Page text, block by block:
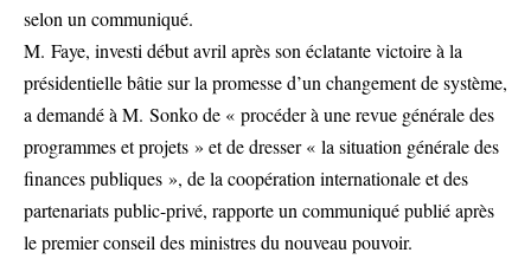
selon un communiqué.
M. Faye, investi début avril après son éclatante victoire à la
présidentielle bâtie sur la promesse d’un changement de système,
a demandé à M. Sonko de « procéder à une revue générale des
programmes et projets » et de dresser « la situation générale des
finances publiques », de la coopération internationale et des
partenariats public-privé, rapporte un communiqué publié après
le premier conseil des ministres du nouveau pouvoir.